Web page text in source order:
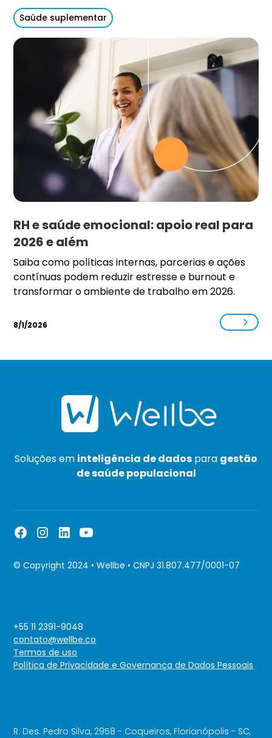
Saúde suplementar
RH e saúde emocional: apoio real para
2026 e além
Saiba como políticas internas, parcerias e ações
contínuas podem reduzir estresse e burnout e
transformar o ambiente de trabalho em 2026.
8/1/2026
Soluções em inteligência de dados para gestão
de saúde populacional
© Copyright 2024 • Wellbe • CNPJ 31.807.477/0001-07
Termos de uso
Política de Privacidade e Governança de Dados Pessoais
+55 11 2391-9048
contato@wellbe.co
R. Des. Pedro Silva, 2958 - Coqueiros, Florianópolis - SC,